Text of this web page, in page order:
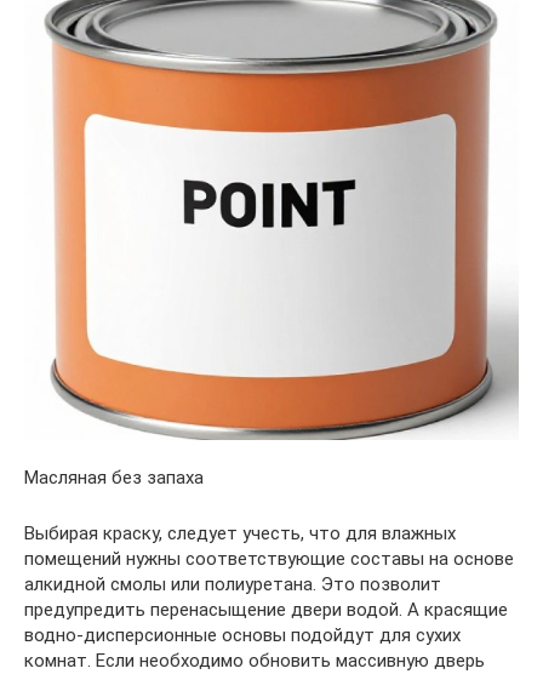
Масляная без запаха
Выбирая краску, следует учесть, что для влажных
помещений нужны соответствующие составы на основе
алкидной смолы или полиуретана. Это позволит
предупредить перенасыщение двери водой. А красящие
водно-дисперсионные основы подойдут для сухих
комнат. Если необходимо обновить массивную дверь